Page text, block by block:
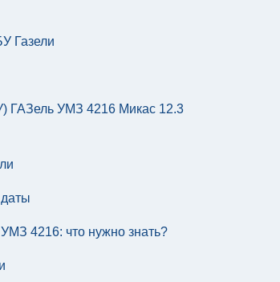
Газели
ГАЗель УМЗ 4216 Микас 12.3
4216: что нужно знать?